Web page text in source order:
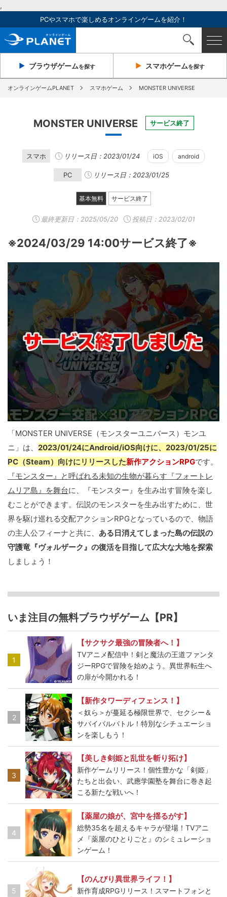
,
PCやスマホで楽しめるオンラインゲームを紹介！
ブラウザゲームを探す スマホゲームを探す
オンラインゲームPLANET スマホゲーム MONSTER UNIVERSE
MONSTER UNIVERSE サービス終了
スマホ リリース日：2023/01/24 iOS android
PC リリース日：2023/01/25
基本無料 サービス終了
最終更新日： 2025/05/20 投稿日：2023/02/01
※2024/03/29 14:00サービス終了※
「MONSTER UNIVERSE（モンスターユニバース）モンユ
ニ」は、 2023/01/24にAndroid/iOS向けに、2023/01/25に
PC（Steam）向けにリリースした新作アクションRPGです。
『モンスター』と呼ばれる未知の生物が暮らす『フォートレ
ムリア島』を舞台に、『モンスター』を生み出す冒険を楽し
むことができます。伝説のモンスターを生み出すために、世
界を駆け巡れる交配アクションRPGとなっているので、物語
の主人公フィーナと共に、 ある日消えてしまった島の伝説の
守護竜『ヴォルザーク』の復活を目指して広大な大地を探索
しましょう！
いま注目の無料ブラウザゲーム【PR】
1
【サクサク最強の冒険者へ！】
TVアニメ配信中！剣と魔法の王道ファンタ
ジーRPGで冒険を始めよう。異世界転生へ
の扉が今開かれる！
2
【新作タワーディフェンス！】
＜奴ら＞が蔓延る極限世界で、セクシー＆
サバイバルバトル！特別なシチュエーショ
ンを楽しもう！
3
【美しき剣姫と乱世を斬り拓け】
新作ゲームリリース！個性豊かな「剣姫」
たちと出会い、武應学園塾を舞台に巻き起
こる新たな戦いへ！
4
【薬屋の娘が、宮中を揺るがす】
総勢35名を超えるキャラが登場！TVアニ
メ『薬屋のひとりごと』のシミュレーショ
ンゲーム！
5
【のんびり異世界ライフ！】
新作育成RPGリリース！スマートフォンと